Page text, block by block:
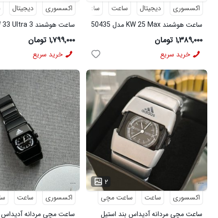
اکسسوری
دیجیتال ساعت
ساعت هوشمند
ساعت هوشمند KW 25 Max مدل 50435
۱,۳۸۹,۰۰۰ تومان
خرید سریع
اکسسوری
دیجیتال
50430
۱,۷۹۹,۰۰۰ تومان
خرید سریع
۲
...
اکسسوری
ساعت
ساعت مچی
ساعت مچی مردانه آدیداس بند استیل
...
اکسسوری
ساعت
ساعت مچی مردانه آدیداس